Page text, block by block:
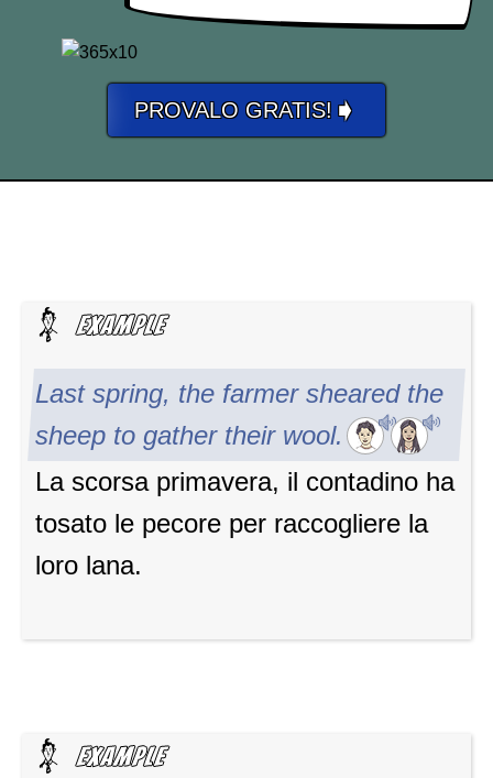
PROVALO GRATIS! ➧
Last spring, the farmer sheared the
sheep to gather their wool.
La scorsa primavera, il contadino ha
tosato le pecore per raccogliere la
loro lana.